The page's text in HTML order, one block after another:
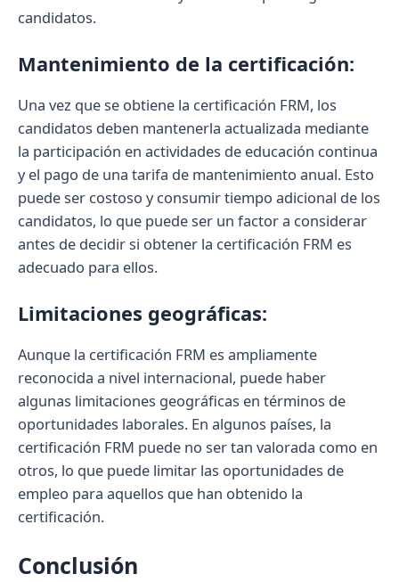
candidatos.
Mantenimiento de la certificación:
Una vez que se obtiene la certificación FRM, los
candidatos deben mantenerla actualizada mediante
la participación en actividades de educación continua
y el pago de una tarifa de mantenimiento anual. Esto
puede ser costoso y consumir tiempo adicional de los
candidatos, lo que puede ser un factor a considerar
antes de decidir si obtener la certificación FRM es
adecuado para ellos.
Limitaciones geográficas:
Aunque la certificación FRM es ampliamente
reconocida a nivel internacional, puede haber
algunas limitaciones geográficas en términos de
oportunidades laborales. En algunos países, la
certificación FRM puede no ser tan valorada como en
otros, lo que puede limitar las oportunidades de
empleo para aquellos que han obtenido la
certificación.
Conclusión